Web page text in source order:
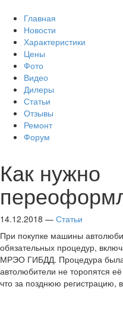
Главная
Новости
Характеристики
Цены
Фото
Видео
Дилеры
Статьи
Отзывы
Ремонт
Форум
Как нужно
14.12.2018 — Статьи
При покупке машины
обязательных процедур,
МРЭО ГИБДД. Процедура
автолюбители не торопятся
что за позднюю